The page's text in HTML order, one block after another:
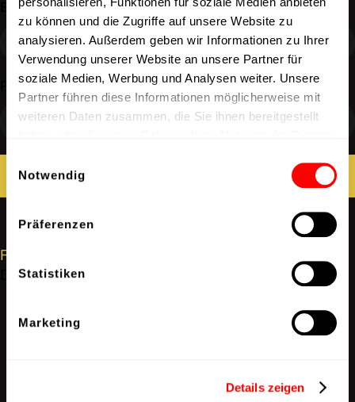
zu können und die Zugriffe auf unsere Website zu
analysieren. Außerdem geben wir Informationen zu Ihrer
Verwendung unserer Website an unsere Partner für
soziale Medien, Werbung und Analysen weiter. Unsere
Partner führen diese Informationen möglicherweise mit
weiteren Daten zusammen, die Sie ihnen bereitgestellt
Einwilligungsauswahl
Notwendig
Präferenzen
Statistiken
Marketing
Details zeigen
Email
Password
Forgot your Password?
Don't have an account?
Create an account